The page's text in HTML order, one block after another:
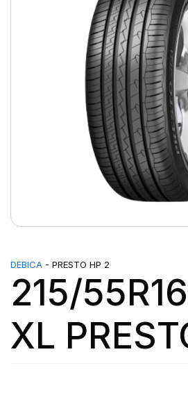
DEBICA - PRESTO HP 2
215/
XL